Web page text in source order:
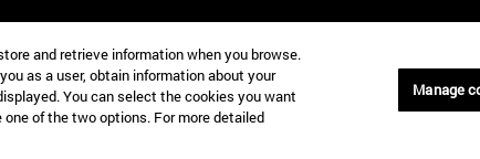
St 10019-2201 Nueva York
8850
Maria-Theresia-Straße 15 81675
Múnich Alemania
T.+49 89 24209790
and retrieve information when you browse.
as a user, obtain information about your
You can select the cookies you want
of the two options. For more detailed
Manage